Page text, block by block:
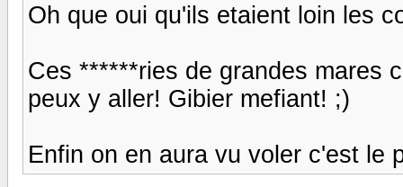
Oh que oui qu'ils etaient loin les
Ces ******ries de grandes mares
peux y aller! Gibier mefiant! ;)
Enfin on en aura vu voler c'est le